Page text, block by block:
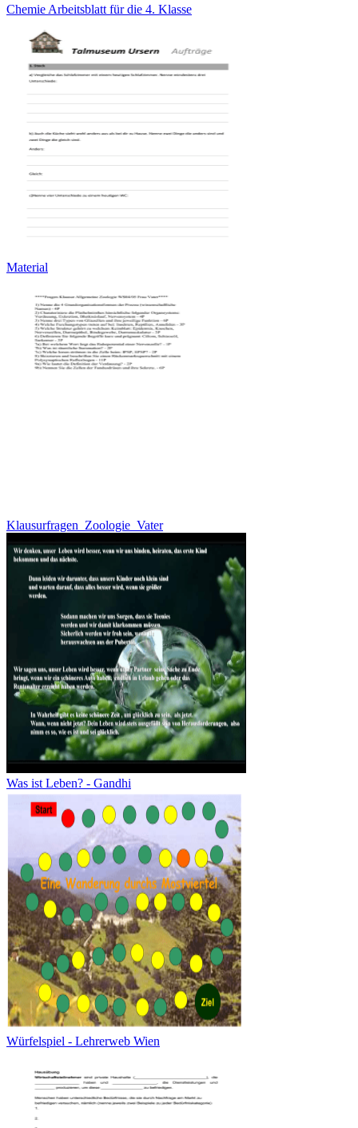
Chemie Arbeitsblatt für die 4. Klasse
Material
Klausurfragen_Zoologie_Vater
Was ist Leben? - Gandhi
Würfelspiel - Lehrerweb Wien